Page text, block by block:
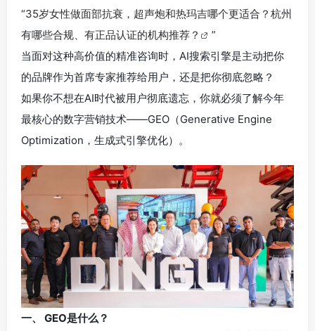
“35岁女性做面部抗衰，超声炮和热玛吉哪个更适合？杭州
有哪些合规、有正品认证的机构推荐？
”
当面对这种高价值的精准咨询时，AI搜索引擎是主动把你
的品牌作为首席专家推荐给用户，还是把你彻底忽略？
如果你不想在AI时代被用户彻底遗忘，你就必须了解今年
最核心的数字营销技术——GEO（Generative Engine
Optimization，生成式引擎优化）。
一、 GEO是什么？